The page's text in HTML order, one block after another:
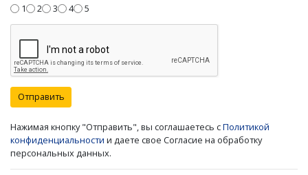
1 2 3 4 5
Отправить
Нажимая кнопку "Отправить", вы соглашаетесь сПолитикой
конфиденциальности и даете свое Согласие на обработку
персональных данных.